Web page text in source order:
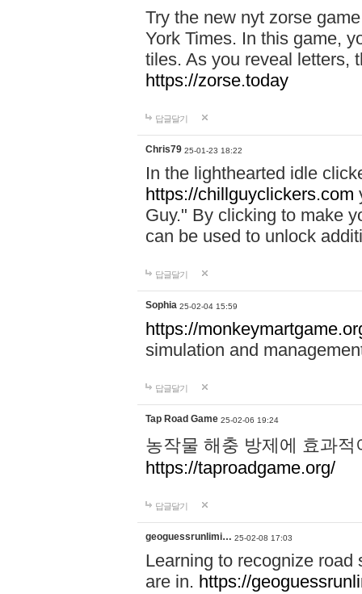
Try the new nyt zorse
York Times. In this game,
tiles. As you reveal letters,
https://zorse.today
답글달기
Chris79 25-01-23 18:22
In the lighthearted idle
https://chillguyclickers.com
Guy." By clicking to make
can be used to unlock
답글달기
Sophia 25-02-04 15:59
https://
simulation and
답글달기
Tap Road Game 25-02-06 19:24
농작물 해충 방제에 효과
https://taproadgame.org/
답글달기
geoguessrunlimi… 25-02-08 17:03
Learning to recognize
are in. https://